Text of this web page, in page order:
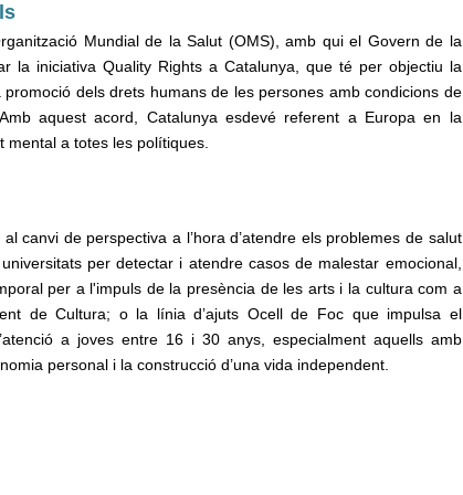
Mundial de la Salut (OMS), amb qui el Govern de la
la iniciativa Quality Rights a Catalunya, que té per objectiu la
dels drets humans de les persones amb condicions de
aquest acord, Catalunya esdevé referent a Europa en la
a totes les polítiques.
canvi de perspectiva a l’hora d’atendre els problemes de salut
per detectar i atendre casos de malestar emocional,
per a l'impuls de la presència de les arts i la cultura com a
de Cultura; o la línia d’ajuts Ocell de Foc que impulsa el
a joves entre 16 i 30 anys, especialment aquells amb
personal i la construcció d’una vida independent.